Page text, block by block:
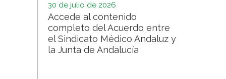
30 de julio de 2026
Accede al contenido
completo del Acuerdo entre
el Sindicato Médico Andaluz y
la Junta de Andalucía